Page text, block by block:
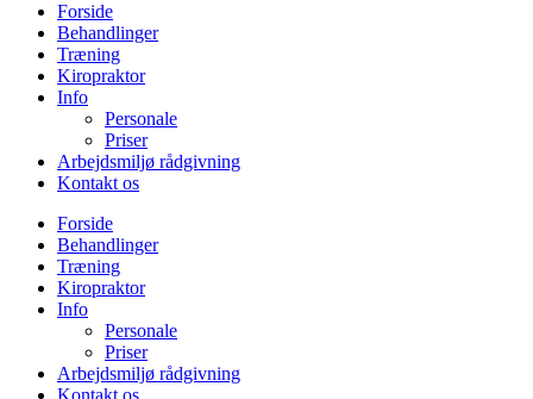
Forside
Behandlinger
Træning
Kiropraktor
Info
Personale
Priser
Arbejdsmiljø rådgivning
Kontakt os
Forside
Behandlinger
Træning
Kiropraktor
Info
Personale
Priser
Arbejdsmiljø rådgivning
Kontakt os